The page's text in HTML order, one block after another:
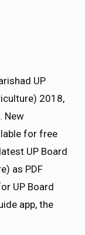
UP
2018,
New
for free
UP Board
as PDF
UP Board
app, the